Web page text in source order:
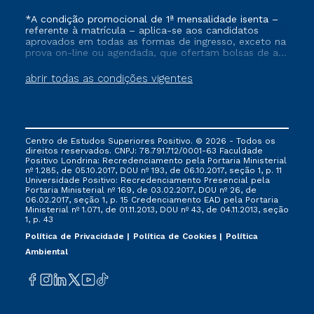
abrir todas as condições vigentes
*A condição promocional de 1ª mensalidade isenta –
referente à matrícula – aplica-se aos candidatos
aprovados em todas as formas de ingresso, exceto na
prova on-line ou agendada, que ofertam bolsas de até
vigente, que ainda não tenham efetivado e/ou não
tenham cancelado ou trancado sua matrícula em uma
via FIES, Prouni e outros programas governamentais, e
não se acumula com nenhuma outra campanha
ofertada pela Instituição.
Centro de Estudos Superiores Positivo. © 2026 - Todos os
direitos reservados. CNPJ: 78.791.712/0001-63 Faculdade
Positivo Londrina: Recredenciamento pela Portaria Ministerial
nº 1.285, de 05.10.2017, DOU nº 193, de 06.10.2017, seção 1, p. 11
Universidade Positivo: Recredenciamento Presencial ​pela
Portaria Ministerial nº 169, de 03.02.2017, DOU nº 26, de
06.02.2017, seção 1, p. 15 Credenciamento EAD pela Portaria
Ministerial nº 1.071, de 01.11.2013, DOU nº 43, de 04.11.2013, seção
1, p. 43
Política de Privacidade
Política de Cookies
Política
Ambiental